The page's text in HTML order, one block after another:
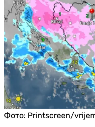
Фото: Printscreen/